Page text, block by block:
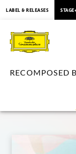
BY
MAX
/
VIVALDI
LABEL & RELEASES